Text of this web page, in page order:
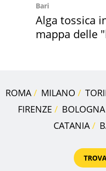
Bari
Alga tossica
mappa delle
ROMA MILANO
FIRENZE
BOLOGNA
CATANIA